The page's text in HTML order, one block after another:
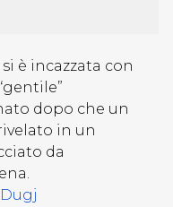
è incazzata con
dopo che un
in un
da